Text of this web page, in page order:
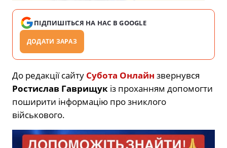
ПІДПИШІТЬСЯ НА НАС В GOOGLE
ДОДАТИ ЗАРАЗ
До редакції сайту Субота Онлайн звернувся
Ростислав Гаврищук із проханням допомогти
поширити інформацію про зниклого
військового.